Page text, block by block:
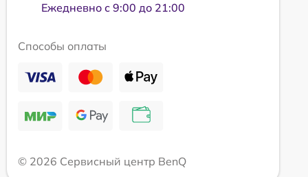
Ежедневно с 9:00 до 21:00
Способы оплаты
© 2026 Сервисный центр BenQ